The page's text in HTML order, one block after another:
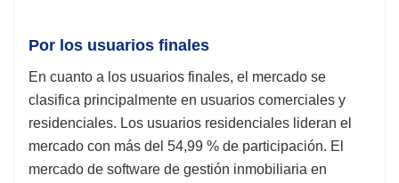
Por los usuarios finales
En cuanto a los usuarios finales, el mercado se
clasifica principalmente en usuarios comerciales y
residenciales. Los usuarios residenciales lideran el
mercado con más del 54,99 % de participación. El
mercado de software de gestión inmobiliaria en